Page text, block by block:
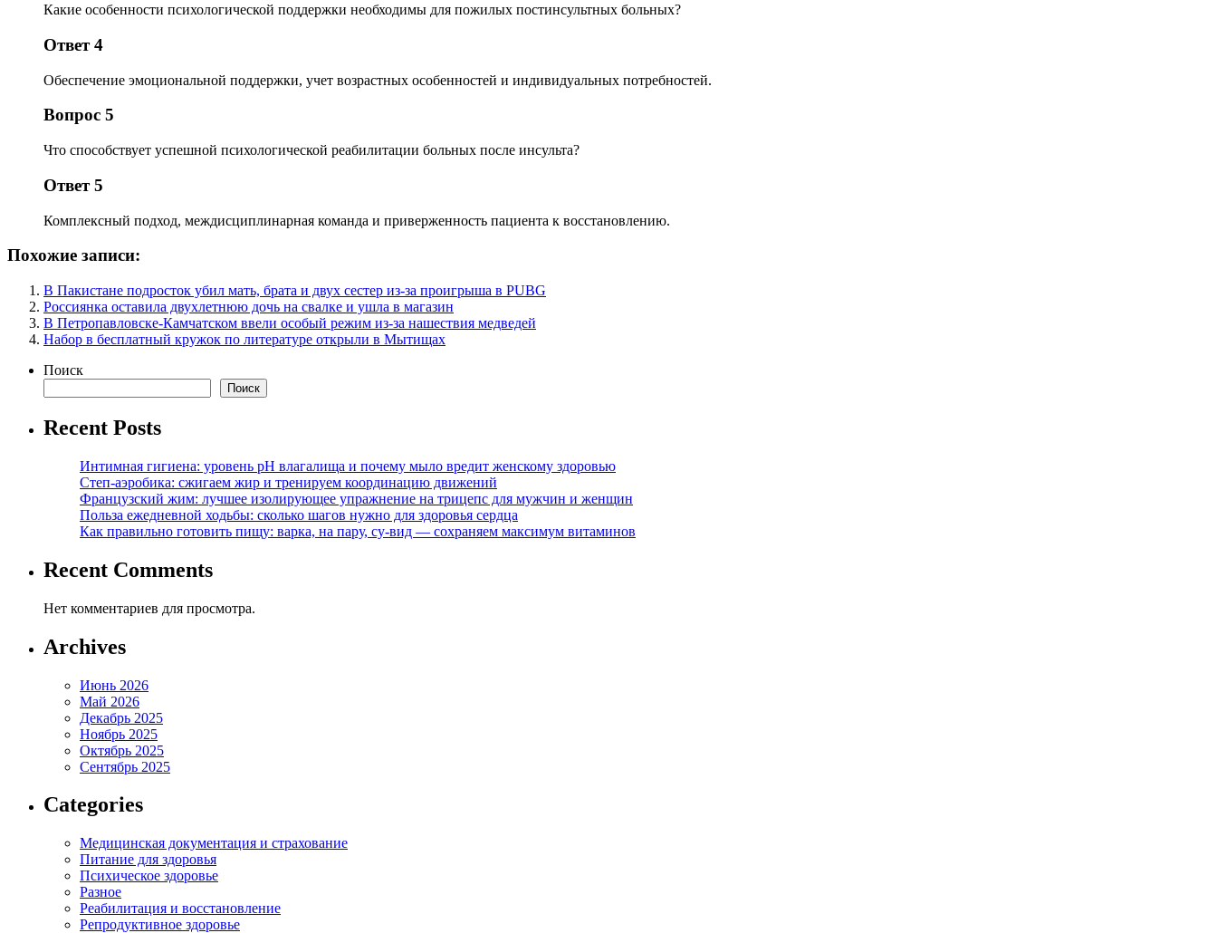
Какие особенности психологической поддержки необходимы для пожилых постинсультных больных?
Ответ 4
Обеспечение эмоциональной поддержки, учет возрастных особенностей и индивидуальных потребностей.
Вопрос 5
Что способствует успешной психологической реабилитации больных после инсульта?
Ответ 5
Комплексный подход, междисциплинарная команда и приверженность пациента к восстановлению.
Похожие записи:
В Пакистане подросток убил мать, брата и двух сестер из-за проигрыша в PUBG
Россиянка оставила двухлетнюю дочь на свалке и ушла в магазин
В Петропавловске-Камчатском ввели особый режим из-за нашествия медведей
Набор в бесплатный кружок по литературе открыли в Мытищах
Поиск
Поиск
Recent Posts
Интимная гигиена: уровень pH влагалища и почему мыло вредит женскому здоровью
Степ-аэробика: сжигаем жир и тренируем координацию движений
Французский жим: лучшее изолирующее упражнение на трицепс для мужчин и женщин
Польза ежедневной ходьбы: сколько шагов нужно для здоровья сердца
Как правильно готовить пищу: варка, на пару, су-вид — сохраняем максимум витаминов
Recent Comments
Нет комментариев для просмотра.
Archives
Июнь 2026
Май 2026
Декабрь 2025
Ноябрь 2025
Октябрь 2025
Сентябрь 2025
Categories
Медицинская документация и страхование
Питание для здоровья
Психическое здоровье
Разное
Реабилитация и восстановление
Репродуктивное здоровье